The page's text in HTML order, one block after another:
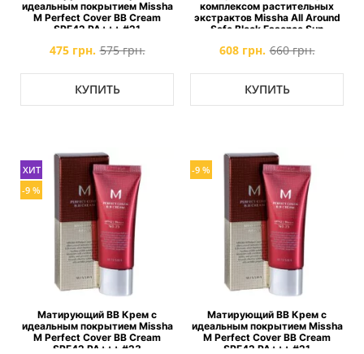
идеальным покрытием Missha
M Perfect Cover BB Cream
SPF42 PA+++ #21
475 грн. 575 грн.
КУПИТЬ
комплексом растительных
экстрактов Missha All Around
Safe Block Essence Sun
608 грн. 660 грн.
КУПИТЬ
ХИТ
-9 %
Матирующий ВВ Крем с
идеальным покрытием Missha
M Perfect Cover BB Cream
SPF42 PA+++ #23
-9 %
Матирующий ВВ Крем с
идеальным покрытием Missha
M Perfect Cover BB Cream
SPF42 PA+++ #21